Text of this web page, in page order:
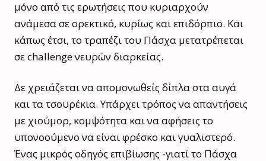
μόνο από τις ερωτήσεις που κυριαρχούν
ανάμεσα σε ορεκτικό, κυρίως και επιδόρπιο. Και
κάπως έτσι, το τραπέζι του Πάσχα μετατρέπεται
σε challenge νευρών διαρκείας.
Δε χρειάζεται να απομονωθείς δίπλα στα αυγά
και τα τσουρέκια. Υπάρχει τρόπος να απαντήσεις
με χιούμορ, κομψότητα και να αφήσεις το
υπονοούμενο να είναι φρέσκο και γυαλιστερό.
Ένας μικρός οδηγός επιβίωσης -γιατί το Πάσχα